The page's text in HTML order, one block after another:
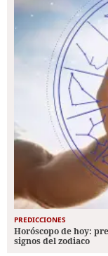
PREDICCIONES
Horóscopo de hoy:
signos del zodiaco